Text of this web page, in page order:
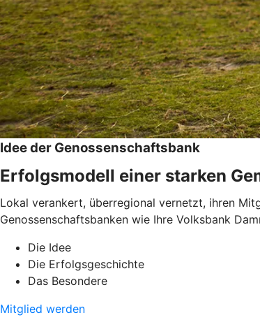
Idee der Genossenschaftsbank
Erfolgsmodell einer starken
Lokal verankert, überregional vernetzt, ihren
Genossenschaftsbanken wie Ihre Volksbank
Die Idee
Die Erfolgsgeschichte
Das Besondere
Mitglied werden